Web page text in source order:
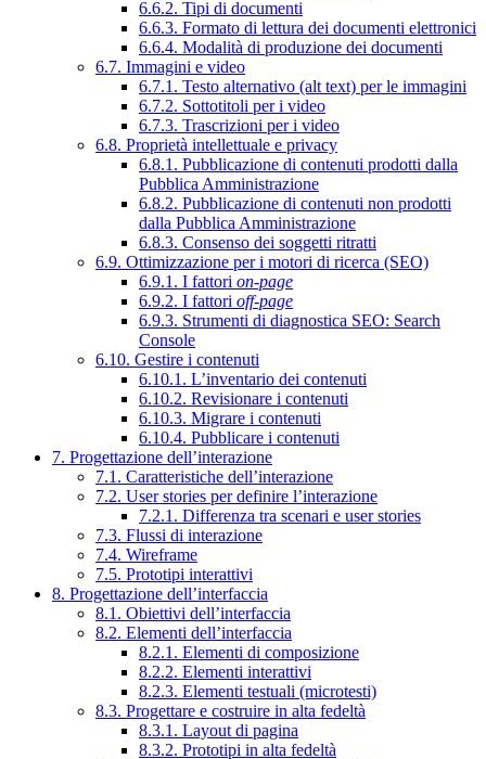
6.6.2. Tipi di documenti
6.6.3. Formato di lettura dei documenti elettronici
6.6.4. Modalità di produzione dei documenti
6.7. Immagini e video
6.7.1. Testo alternativo (alt text) per le immagini
6.7.2. Sottotitoli per i video
6.7.3. Trascrizioni per i video
6.8. Proprietà intellettuale e privacy
6.8.1. Pubblicazione di contenuti prodotti dalla
Pubblica Amministrazione
6.8.2. Pubblicazione di contenuti non prodotti
dalla Pubblica Amministrazione
6.8.3. Consenso dei soggetti ritratti
6.9. Ottimizzazione per i motori di ricerca (SEO)
6.9.1. I fattori on-page
6.9.2. I fattori off-page
6.9.3. Strumenti di diagnostica SEO: Search
Console
6.10. Gestire i contenuti
6.10.1. L’inventario dei contenuti
6.10.2. Revisionare i contenuti
6.10.3. Migrare i contenuti
6.10.4. Pubblicare i contenuti
7. Progettazione dell’interazione
7.1. Caratteristiche dell’interazione
7.2. User stories per definire l’interazione
7.2.1. Differenza tra scenari e user stories
7.3. Flussi di interazione
7.4. Wireframe
7.5. Prototipi interattivi
8. Progettazione dell’interfaccia
8.1. Obiettivi dell’interfaccia
8.2. Elementi dell’interfaccia
8.2.1. Elementi di composizione
8.2.2. Elementi interattivi
8.2.3. Elementi testuali (microtesti)
8.3. Progettare e costruire in alta fedeltà
8.3.1. Layout di pagina
8.3.2. Prototipi in alta fedeltà